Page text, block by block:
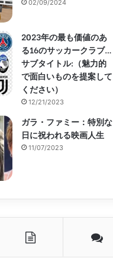
02/09/2024
2023年の最も価値のあ
る16のサッカークラブ…
サブタイトル:（魅力的
で面白いものを提案して
ください）
12/21/2023
ガラ・ファミー：特別な
日に祝われる映画人生
11/07/2023